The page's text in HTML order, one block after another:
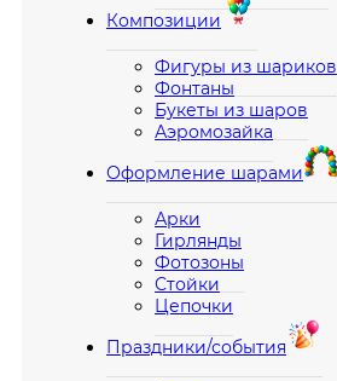
Композиции
Фигуры из шариков
Фонтаны
Букеты из шаров
Аэромозайка
Оформление шарами
Арки
Гирлянды
Фотозоны
Стойки
Цепочки
Праздники/события